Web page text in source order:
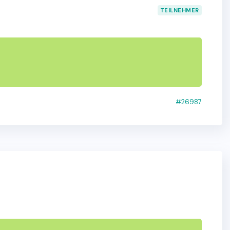
TEILNEHMER
#26987